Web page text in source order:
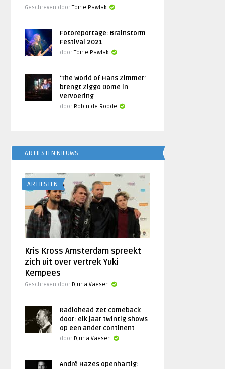
Geschreven doorToine Pawlak
Fotoreportage: Brainstorm
Festival 2021
doorToine Pawlak
‘The World of Hans Zimmer’
brengt Ziggo Dome in
vervoering
door Robin de Roode
ARTIESTEN NIEUWS
ARTIESTEN
Kris Kross Amsterdam spreekt
zich uit over vertrek Yuki
Kempees
Geschreven door Djuna Vaesen
Radiohead zet comeback
door: elk jaar twintig shows
op een ander continent
door Djuna Vaesen
André Hazes openhartig: